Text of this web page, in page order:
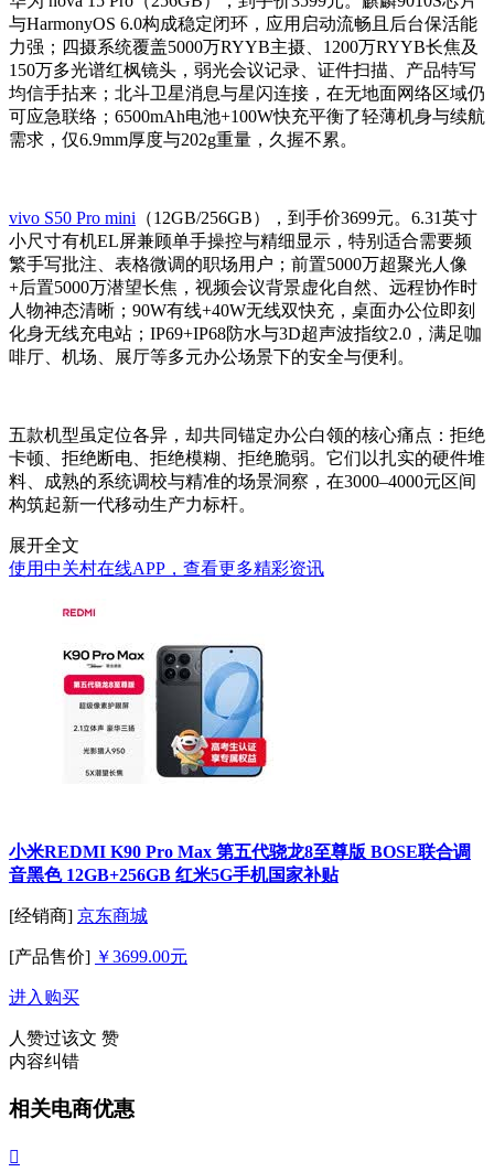
与HarmonyOS 6.0构成稳定闭环，应用启动流畅且后台保活能
力强；四摄系统覆盖5000万RYYB主摄、1200万RYYB长焦及
150万多光谱红枫镜头，弱光会议记录、证件扫描、产品特写
均信手拈来；北斗卫星消息与星闪连接，在无地面网络区域仍
可应急联络；6500mAh电池+100W快充平衡了轻薄机身与续航
需求，仅6.9mm厚度与202g重量，久握不累。
vivo S50 Pro mini （12GB/256GB），到手价3699元。6.31英寸
小尺寸有机EL屏兼顾单手操控与精细显示，特别适合需要频
繁手写批注、表格微调的职场用户；前置5000万超聚光人像
+后置5000万潜望长焦，视频会议背景虚化自然、远程协作时
人物神态清晰；90W有线+40W无线双快充，桌面办公位即刻
化身无线充电站；IP69+IP68防水与3D超声波指纹2.0，满足咖
啡厅、机场、展厅等多元办公场景下的安全与便利。
五款机型虽定位各异，却共同锚定办公白领的核心痛点：拒绝
卡顿、拒绝断电、拒绝模糊、拒绝脆弱。它们以扎实的硬件堆
料、成熟的系统调校与精准的场景洞察，在3000–4000元区间
构筑起新一代移动生产力标杆。
展开全文
使用中关村在线APP，查看更多精彩资讯
小米REDMI K90 Pro Max 第五代骁龙8至尊版 BOSE联合调
音黑色 12GB+256GB 红米5G手机国家补贴
[经销商] 京东商城
[产品售价] ￥3699.00元
进入购买
人赞过该文 赞
内容纠错
相关电商优惠
